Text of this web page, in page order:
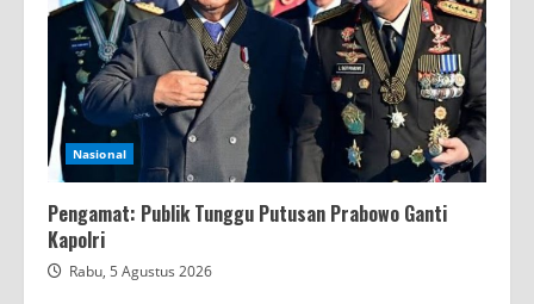
Nasional
Pengamat: Publik Tunggu Putusan Prabowo Ganti
Kapolri
Rabu, 5 Agustus 2026